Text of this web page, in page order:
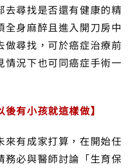
去尋找是否還有健康的精
全身麻醉且進入開刀房中
做尋找，可於癌症治療前
情況下也可同癌症手術一
後有小孩就這樣做】
來有成家打算，在開始任
務必與醫師討論「生育保